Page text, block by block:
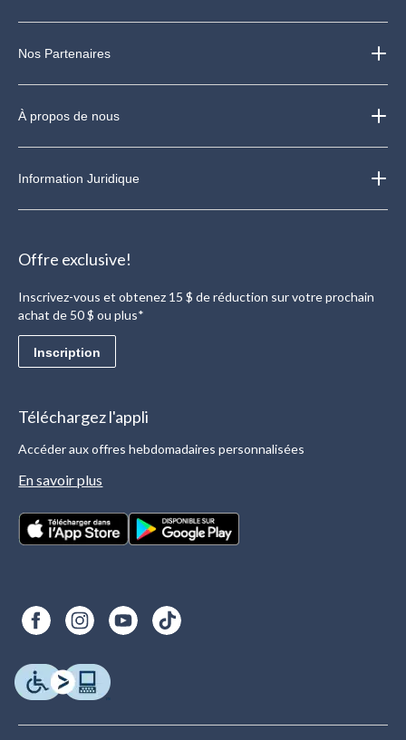
Nos Partenaires
À propos de nous
Information Juridique
Offre exclusive!
Inscrivez-vous et obtenez 15 $ de réduction sur votre prochain
achat de 50 $ ou plus*
Inscription
Téléchargez l'appli
Accéder aux offres hebdomadaires personnalisées
En savoir plus